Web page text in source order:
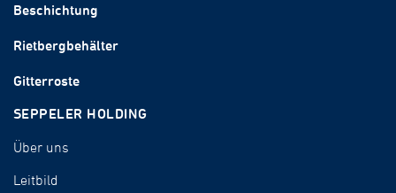
Beschichtung
Rietbergbehälter
Gitterroste
SEPPELER HOLDING
Über uns
Leitbild